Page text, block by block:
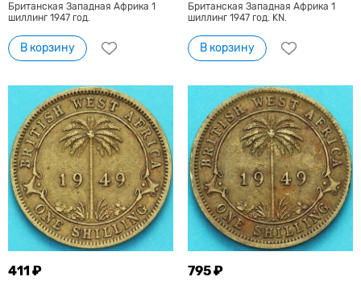
Британская Западная Африка 1
шиллинг 1947 год.
В корзину
Британская Западная Африка 1
шиллинг 1947 год. KN.
В корзину
411 ₽ 795 ₽